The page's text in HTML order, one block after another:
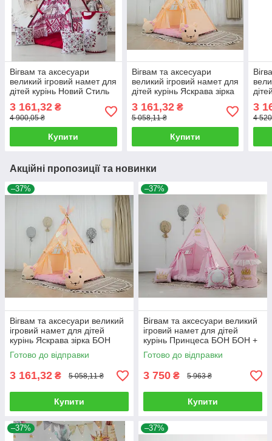
Вігвам та аксесуари
великий ігровий намет для
дітей курінь Новий Стиль
БОН БОН + кошик Повний
комплект!
3 161,32 ₴
4 900,05 ₴
Купити
Вігвам та аксесуари
великий ігровий намет для
дітей курінь Яскрава зірка
БОН БОН Повний
комплект!
3 161,32₴
5 058,11 ₴
Купити
БОН
3
4
Акційні пропозиції та новинки
–37%
Вігвам та аксесуари великий
ігровий намет для дітей
курінь Яскрава зірка БОН
БОН Повний комплект!
Готово до відправки
3 161,32 ₴ 5 058,11 ₴
Купити
–37%
Вігвам та аксесуари великий
ігровий намет для дітей
курінь Принцеса БОН БОН +
кошик Повний комплект!
Готово до відправки
3 750 ₴ 5 963 ₴
Купити
–37% –37%